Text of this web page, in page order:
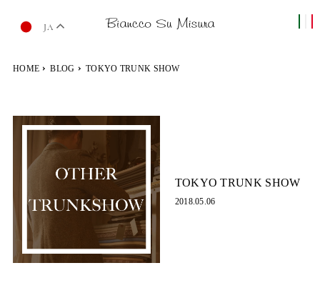
JA
HOME BLOG TOKYO TRUNK SHOW
TOKYO TRUNK SHOW
2018.05.06